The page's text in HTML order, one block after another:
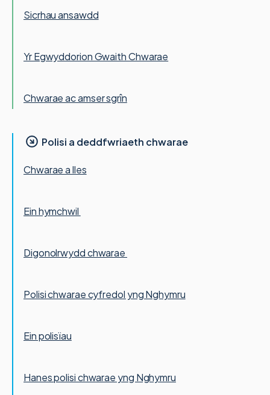
Sicrhau ansawdd
Yr Egwyddorion Gwaith Chwarae
Chwarae ac amser sgrîn
Polisi a deddfwriaeth chwarae
Chwarae a lles
Ein hymchwil
Digonolrwydd chwarae
Polisi chwarae cyfredol yng Nghymru
Ein polisïau
Hanes polisi chwarae yng Nghymru